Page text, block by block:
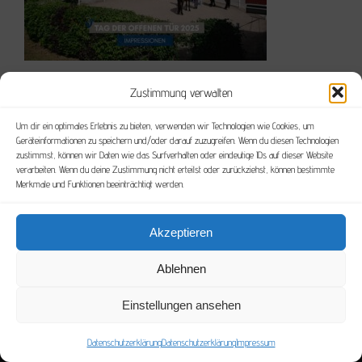
Zustimmung verwalten
Um dir ein optimales Erlebnis zu bieten, verwenden wir Technologien wie Cookies, um
Geräteinformationen zu speichern und/oder darauf zuzugreifen. Wenn du diesen Technologien
zustimmst, können wir Daten wie das Surfverhalten oder eindeutige IDs auf dieser Website
verarbeiten. Wenn du deine Zustimmung nicht erteilst oder zurückziehst, können bestimmte
Merkmale und Funktionen beeinträchtigt werden.
Akzeptieren
Ablehnen
Einstellungen ansehen
DatenschutzerklärungDatenschutzerklärungImpressum
JUICY|Datenschutzerklärung|Impressum|Jobs